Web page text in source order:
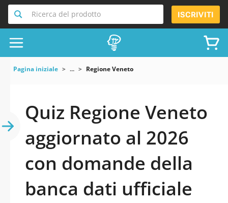
Ricerca del prodotto ISCRIVITI
Pagina iniziale ... Regione Veneto
Quiz Regione Veneto
aggiornato al 2026
con domande della
banca dati ufficiale